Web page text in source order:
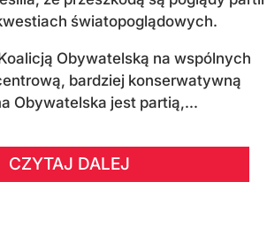
światopoglądowych.
Obywatelską na wspólnych
bardziej konserwatywną
Obywatelska jest partią,...
CZYTAJ DALEJ